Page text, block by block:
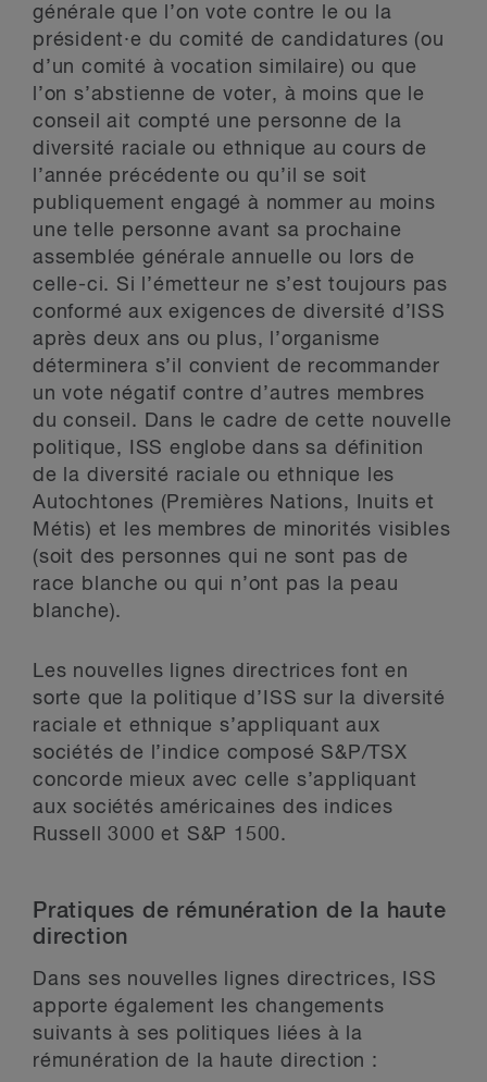
générale que l’on vote contre le ou la
président·e du comité de candidatures (ou
d’un comité à vocation similaire) ou que
l’on s’abstienne de voter, à moins que le
conseil ait compté une personne de la
diversité raciale ou ethnique au cours de
l’année précédente ou qu’il se soit
publiquement engagé à nommer au moins
une telle personne avant sa prochaine
assemblée générale annuelle ou lors de
celle-ci. Si l’émetteur ne s’est toujours pas
conformé aux exigences de diversité d’ISS
après deux ans ou plus, l’organisme
déterminera s’il convient de recommander
un vote négatif contre d’autres membres
du conseil. Dans le cadre de cette nouvelle
politique, ISS englobe dans sa définition
de la diversité raciale ou ethnique les
Autochtones (Premières Nations, Inuits et
Métis) et les membres de minorités visibles
(soit des personnes qui ne sont pas de
race blanche ou qui n’ont pas la peau
blanche).
Les nouvelles lignes directrices font en
sorte que la politique d’ISS sur la diversité
raciale et ethnique s’appliquant aux
sociétés de l’indice composé S&P/TSX
concorde mieux avec celle s’appliquant
aux sociétés américaines des indices
Russell 3000 et S&P 1500.
Pratiques de rémunération de la haute
direction
Dans ses nouvelles lignes directrices, ISS
apporte également les changements
suivants à ses politiques liées à la
rémunération de la haute direction :